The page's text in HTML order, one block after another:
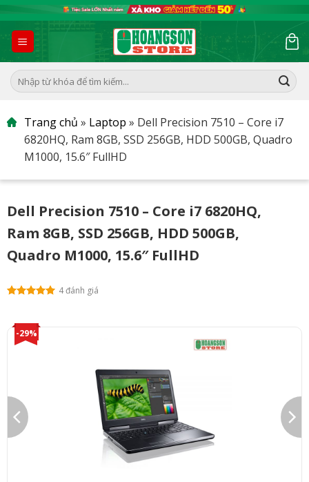
to
content
Tìm
kiếm:
Trang chủ » Laptop » Dell Precision 7510 – Core i7
6820HQ, Ram 8GB, SSD 256GB, HDD 500GB, Quadro
M1000, 15.6″ FullHD
Dell Precision 7510 – Core i7 6820HQ,
Ram 8GB, SSD 256GB, HDD 500GB,
Quadro M1000, 15.6″ FullHD
4 đánh giá
-29%